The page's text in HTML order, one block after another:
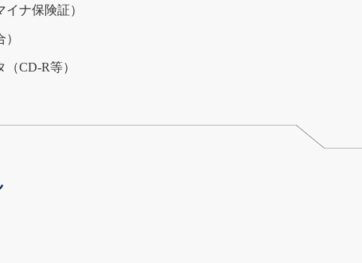
ナ保険証）
CD-R等）